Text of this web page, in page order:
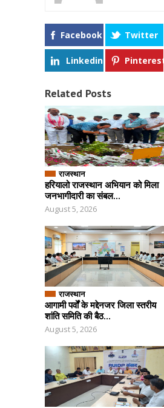
Facebook Twitter
Linkedin Pinterest
Related Posts
राजस्थान
हरियालो राजस्थान अभियान को मिला
जनभागीदारी का संबल...
August 5, 2026
राजस्थान
आगामी पर्वों के मद्देनजर जिला स्तरीय
शांति समिति की बैठ...
August 5, 2026